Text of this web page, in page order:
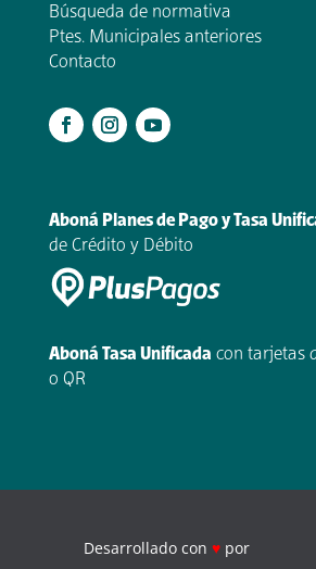
Búsqueda de normativa
Ptes. Municipales anteriores
Contacto
Aboná Planes de Pago y Tasa
de Crédito y Débito
Aboná Tasa Unificada con tarjetas
o QR
Desarrollado con ♥ por